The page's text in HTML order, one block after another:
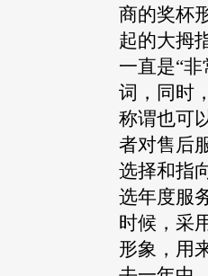
商的奖杯
起的大拇
一直是“
词，同时
称谓也可
者对售后
选择和指
选年度服
时候，采
形象，用